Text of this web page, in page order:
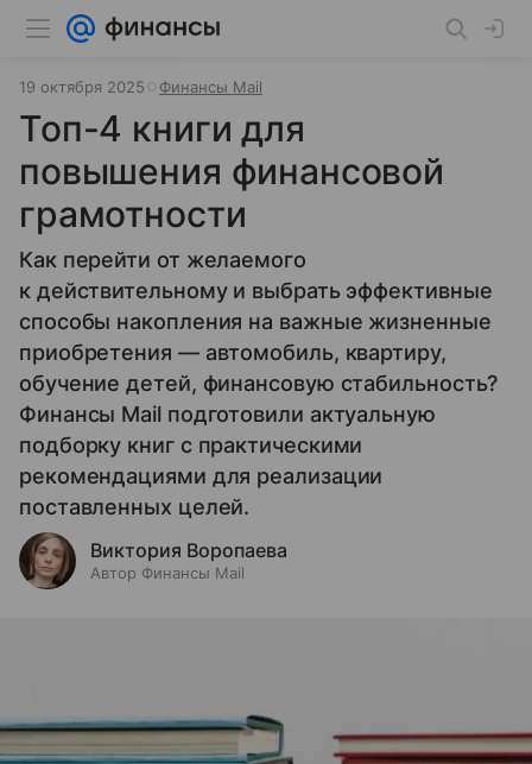
19 октября 2025 Финансы Mail
Топ-4 книги для
повышения финансовой
грамотности
Как перейти от желаемого
к действительному и выбрать эффективные
способы накопления на важные жизненные
приобретения — автомобиль, квартиру,
обучение детей, финансовую стабильность?
Финансы Mail подготовили актуальную
подборку книг с практическими
рекомендациями для реализации
поставленных целей.
Виктория Воропаева
Автор Финансы Mail